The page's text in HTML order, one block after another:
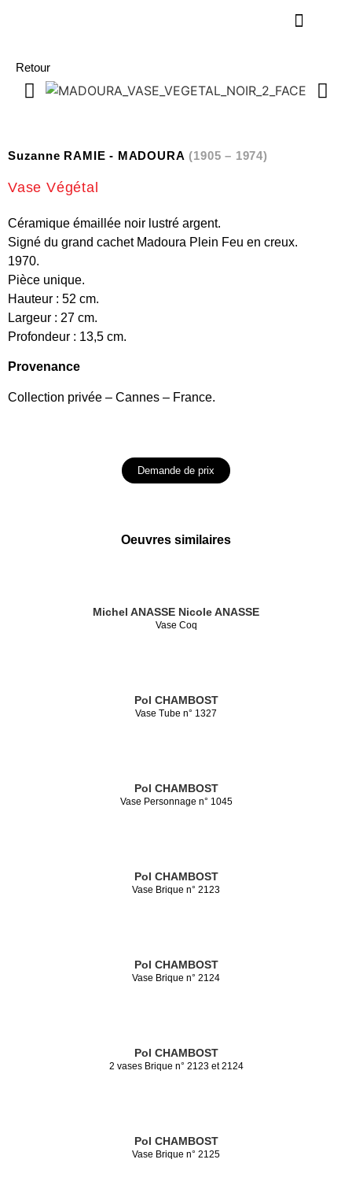
Retour
Suzanne RAMIE - MADOURA (1905 – 1974)
Vase Végétal
Céramique émaillée noir lustré argent.
Signé du grand cachet Madoura Plein Feu en creux.
1970.
Pièce unique.
Hauteur : 52 cm.
Largeur : 27 cm.
Profondeur : 13,5 cm.
Provenance
Collection privée – Cannes – France.
Demande de prix
Oeuvres similaires
Michel ANASSE Nicole ANASSE
Vase Coq
Pol CHAMBOST
Vase Tube n° 1327
Pol CHAMBOST
Vase Personnage n° 1045
Pol CHAMBOST
Vase Brique n° 2123
Pol CHAMBOST
Vase Brique n° 2124
Pol CHAMBOST
2 vases Brique n° 2123 et 2124
Pol CHAMBOST
Vase Brique n° 2125